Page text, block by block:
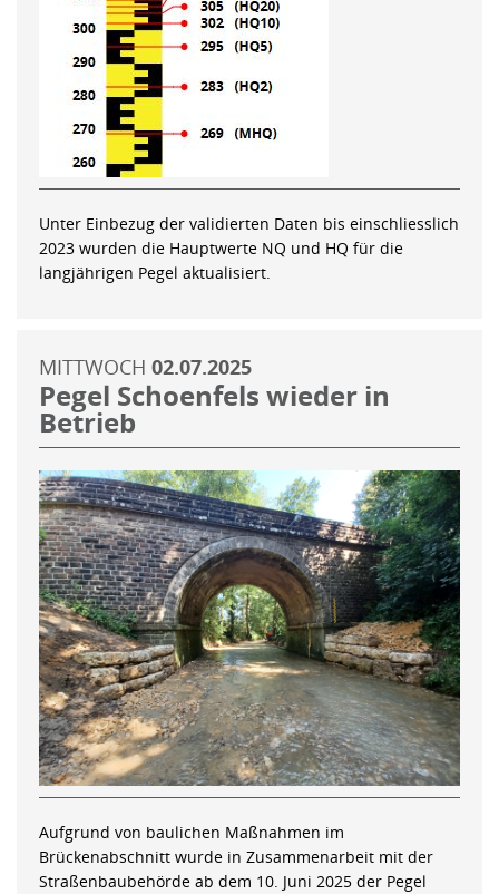
Unter Einbezug der validierten Daten bis einschliesslich
2023 wurden die Hauptwerte NQ und HQ für die
langjährigen Pegel aktualisiert.
MITTWOCH 02.07.2025
Pegel Schoenfels wieder in
Betrieb
Aufgrund von baulichen Maßnahmen im
Brückenabschnitt wurde in Zusammenarbeit mit der
Straßenbaubehörde ab dem 10. Juni 2025 der Pegel